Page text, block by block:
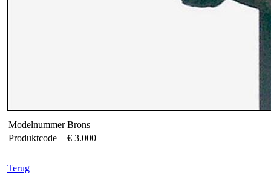
Modelnummer Brons
Produktcode
€ 3.000
Terug